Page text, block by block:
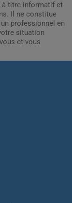
à titre informatif et
Il ne constitue
professionnel en
situation
et vous